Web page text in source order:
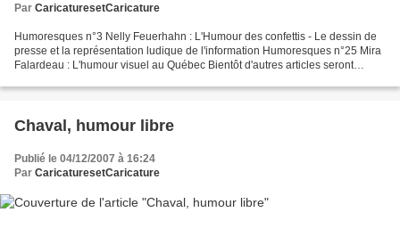
Par CaricaturesetCaricature
Humoresques n°3 Nelly Feuerhahn : L'Humour des confettis - Le dessin de
presse et la représentation ludique de l'information Humoresques n°25 Mira
Falardeau : L'humour visuel au Québec Bientôt d'autres articles seront
Chaval, humour libre
Publié le 04/12/2007 à 16:24
Par CaricaturesetCaricature